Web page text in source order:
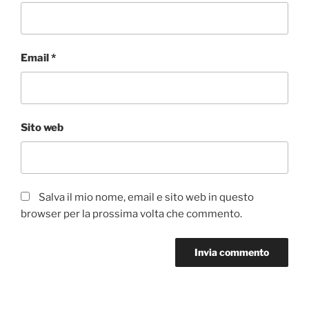
Email *
Sito web
Salva il mio nome, email e sito web in questo
browser per la prossima volta che commento.